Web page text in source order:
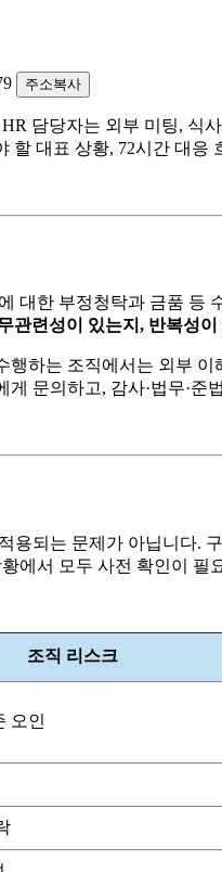
주소복사
담당자는 외부 미팅, 식
대표 상황, 72시간 대응
대한 부정청탁과 금품
관련성이 있는지, 반복성
하는 조직에서는 외부
문의하고, 감사·법무·
용되는 문제가 아닙니다.
에서 모두 사전 확인이 필
조직 리스크
오인